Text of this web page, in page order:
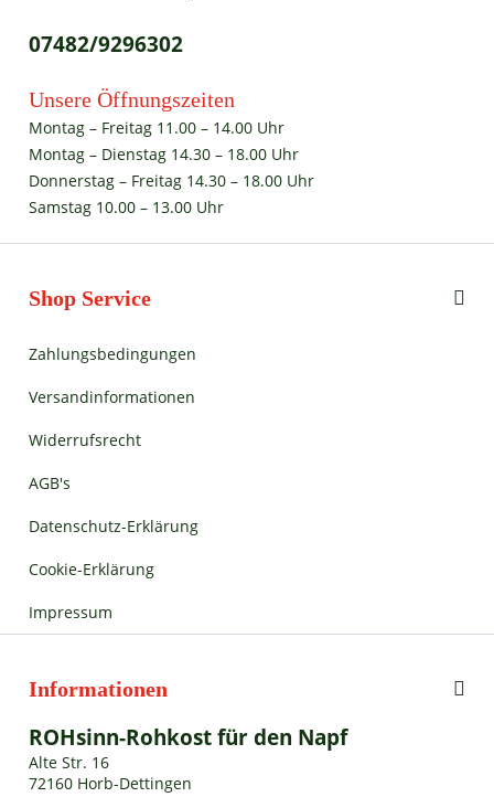
07482/9296302
Unsere Öffnungszeiten
Montag – Freitag 11.00 – 14.00 Uhr
Montag – Dienstag 14.30 – 18.00 Uhr
Donnerstag – Freitag 14.30 – 18.00 Uhr
Samstag 10.00 – 13.00 Uhr
Shop Service
Zahlungsbedingungen
Versandinformationen
Widerrufsrecht
AGB's
Datenschutz-Erklärung
Cookie-Erklärung
Impressum
Informationen
ROHsinn-Rohkost für den Napf
Alte Str. 16
72160 Horb-Dettingen